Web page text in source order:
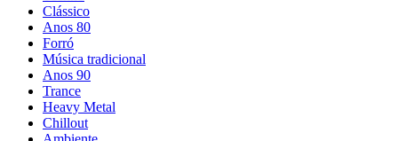
Clássico
Anos 80
Forró
Música tradicional
Anos 90
Trance
Heavy Metal
Chillout